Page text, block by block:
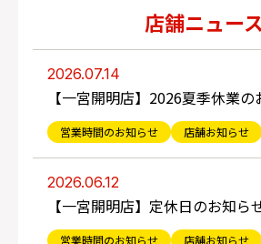
店舗ニュース
2026.07.14
【一宮開明店】2026夏季休業の
営業時間のお知らせ 店舗お知らせ
2026.06.12
【一宮開明店】定休日のお知ら
営業時間のお知らせ 店舗お知らせ